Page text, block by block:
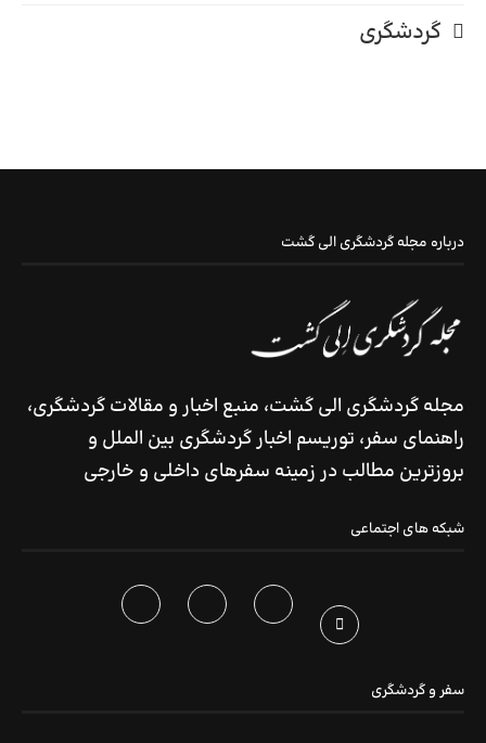
گردشگری
درباره مجله گردشگری الی گشت
مجله گردشگری الی گشت، منبع اخبار و مقالات گردشگری،
راهنمای سفر، توریسم اخبار گردشگری بین الملل و
بروزترین مطالب در زمینه سفرهای داخلی و خارجی
شبکه های اجتماعی
سفر و گردشگری